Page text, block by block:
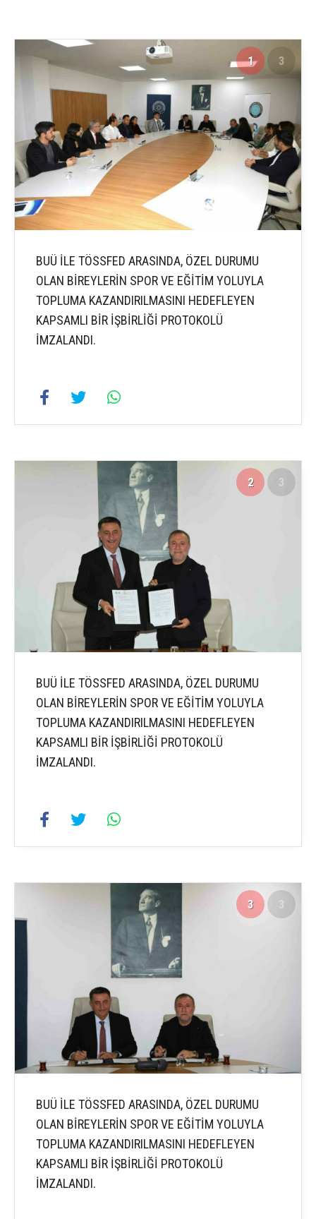
1 3
BUÜ İLE TÖSSFED ARASINDA, ÖZEL DURUMU
OLAN BİREYLERİN SPOR VE EĞİTİM YOLUYLA
TOPLUMA KAZANDIRILMASINI HEDEFLEYEN
KAPSAMLI BİR İŞBİRLİĞİ PROTOKOLÜ
İMZALANDI.
2 3
BUÜ İLE TÖSSFED ARASINDA, ÖZEL DURUMU
OLAN BİREYLERİN SPOR VE EĞİTİM YOLUYLA
TOPLUMA KAZANDIRILMASINI HEDEFLEYEN
KAPSAMLI BİR İŞBİRLİĞİ PROTOKOLÜ
İMZALANDI.
3 3
BUÜ İLE TÖSSFED ARASINDA, ÖZEL DURUMU
OLAN BİREYLERİN SPOR VE EĞİTİM YOLUYLA
TOPLUMA KAZANDIRILMASINI HEDEFLEYEN
KAPSAMLI BİR İŞBİRLİĞİ PROTOKOLÜ
İMZALANDI.